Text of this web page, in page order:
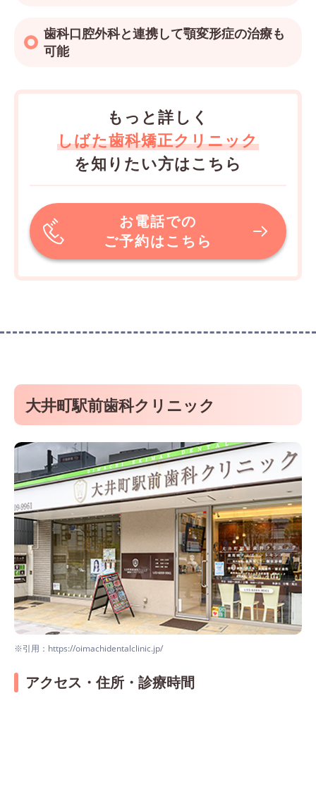
歯科口腔外科と連携して顎変形症の治療も
可能
もっと詳しく
しばた歯科矯正クリニック
を知りたい方はこちら
お電話での
ご予約はこちら
大井町駅前歯科クリニック
※引用：https://oimachidentalclinic.jp/
アクセス・住所・診療時間